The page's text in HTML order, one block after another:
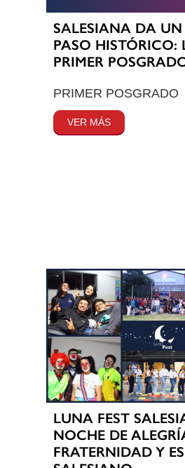
SALESIANA DA
PASO HISTÓRICO:
PRIMER
PRIMER POSGRADO
VER MÁS
LUNA FEST
NOCHE DE
FRATERNIDAD Y